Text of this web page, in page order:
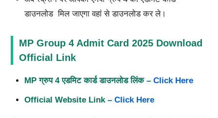
डाउनलोड मिल जाएगा वहां से डाउनलोड कर ले।
MP Group 4 Admit Card 2025 Download
Official Link
MP ग्रुप 4 एडमिट कार्ड डाउनलोड लिंक – Click Here
Official Website Link – Click Here